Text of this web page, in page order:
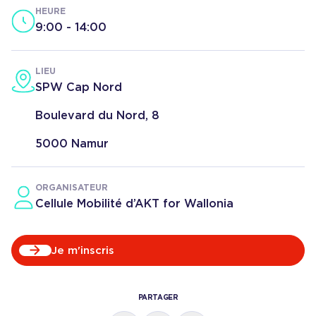
HEURE
9:00 - 14:00
LIEU
SPW Cap Nord
Boulevard du Nord, 8
5000 Namur
ORGANISATEUR
Cellule Mobilité d’AKT for Wallonia
Je m'inscris
PARTAGER